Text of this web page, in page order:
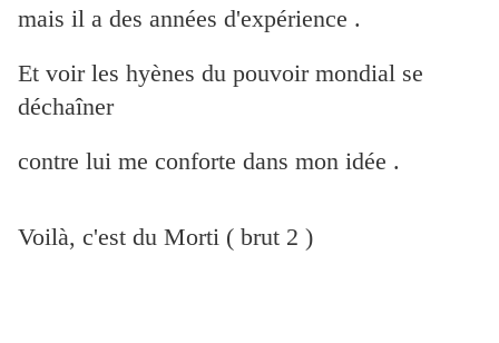
mais il a des années d'expérience .
Et voir les hyènes du pouvoir mondial se
déchaîner
contre lui me conforte dans mon idée .
Voilà, c'est du Morti ( brut 2 )